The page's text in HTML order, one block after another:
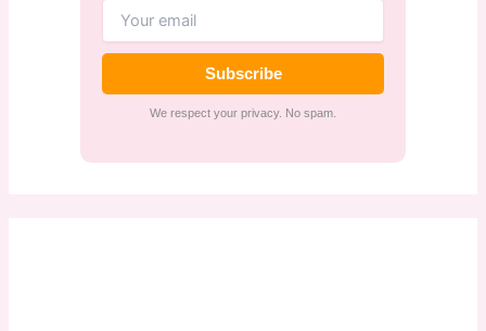
Subscribe
We respect your privacy. No spam.